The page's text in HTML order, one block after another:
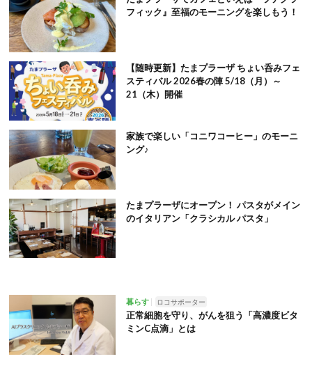
フィック』至福のモーニングを楽しもう！
【随時更新】たまプラーザ ちょい呑みフェ
スティバル 2026春の陣 5/18（月）～
21（木）開催
家族で楽しい「コニワコーヒー」のモーニ
ング♪
たまプラーザにオープン！ パスタがメイン
のイタリアン「クラシカル パスタ」
暮らす ロコサポーター
正常細胞を守り、がんを狙う「高濃度ビタ
ミンC点滴」とは